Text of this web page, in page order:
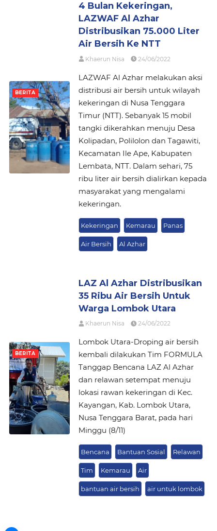
BERITA
4 Bulan Kekeringan,
LAZWAF Al Azhar
Distribusikan 75.000 Liter
Air Bersih Ke NTT
Khaerun Nisa 24/06/2022
LAZWAF Al Azhar melakukan aksi
distribusi air bersih untuk wilayah
kekeringan di Nusa Tenggara
Timur (NTT). Sebanyak 15 mobil
tangki dikerahkan menuju Desa
Kolipadan, Polilolon dan Tagawiti,
Kecamatan Ile Ape, Kabupaten
Lembata, NTT. Dalam sehari, 75
ribu liter air bersih dialirkan kepada
masyarakat yang mengalami
kekeringan.
Kekeringan Kemarau Panas
Air Bersih Al Azhar
BERITA
LAZ Al Azhar Distribusikan
35 Ribu Air Bersih Untuk
Warga Lombok Utara
Khaerun Nisa 24/06/2022
Lombok Utara-Droping air bersih
kembali dilakukan Tim FORMULA
Tanggap Bencana LAZ Al Azhar
dan relawan setempat menuju
lokasi rawan kekeringan di Kec.
Kayangan, Kab. Lombok Utara,
Nusa Tenggara Barat, pada hari
Minggu (8/11)
Bencana Bantuan Sosial Relawan
Tim Kemarau Air
bantuan air bersih air untuk lombok